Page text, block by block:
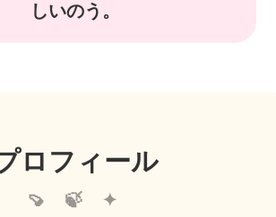
しいのう。
ロフィール